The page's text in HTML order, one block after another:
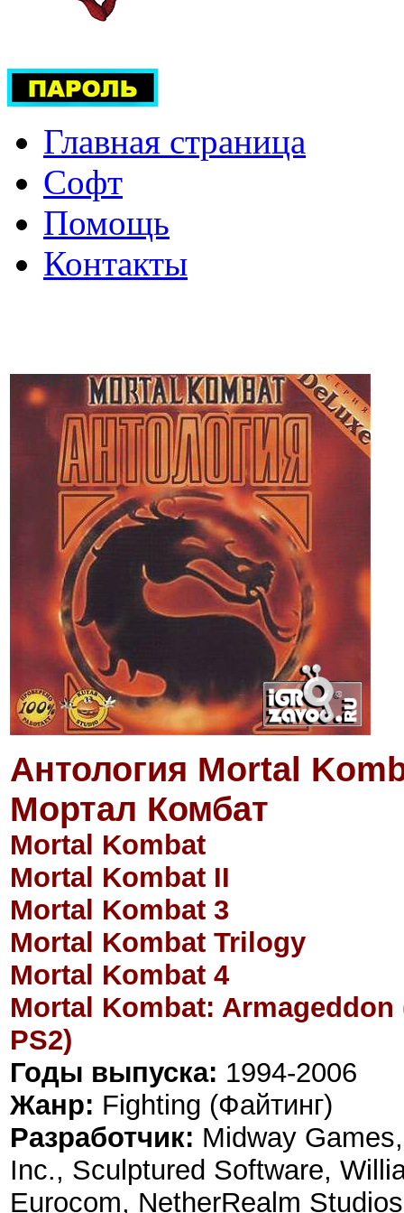
Главная страница
Софт
Помощь
Контакты
Антология Mortal
Мортал Комбат
Mortal Kombat
Mortal Kombat II
Mortal Kombat 3
Mortal Kombat Trilogy
Mortal Kombat 4
Mortal Kombat:
PS2)
Годы выпуска: 1994-2006
Жанр: Fighting (Файтинг)
Разработчик: Midway
Inc., Sculptured Software,
Eurocom, NetherRealm Studios